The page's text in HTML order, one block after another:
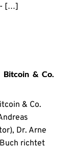
- […]
Bitcoin & Co.
& Co.
Dr. Arne
richtet